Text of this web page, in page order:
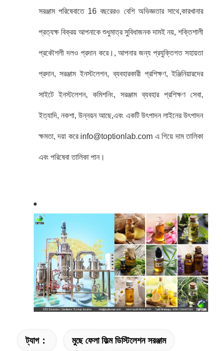
সরঞ্জাম পরিষেবাতে 16 বছরেরও বেশি অভিজ্ঞতার সাথে,কারখানার
প্রত্যক্ষ বিক্রয় আপনাকে শুধুমাত্র সুবিধাজনক দামই নয়, শক্তিশালী
প্রকৌশলী দলও প্রদান করে।, আপনার জন্য প্রযুক্তিগত সহায়তা
প্রদান, সরঞ্জাম ইনস্টলেশন, ব্যবহারকারী প্রশিক্ষণ, ইঞ্জিনিয়ারদের
সাইটে ইনস্টলেশন, কমিশনিং, সরঞ্জাম ব্যবহার প্রশিক্ষণ সেবা,
ইত্যাদি, নকশা, উন্নয়ন আছে,এবং একটি উৎপাদন লাইনের উৎপাদন
ক্ষমতা, দয়া করে info@toptionlab.com এ গিয়ে দাম তালিকা
এবং পরিষেবা তালিকা পান।
ট্যাগ： মুছে ফেলা ফিল্ম ডিস্টিলেশন সরঞ্জাম